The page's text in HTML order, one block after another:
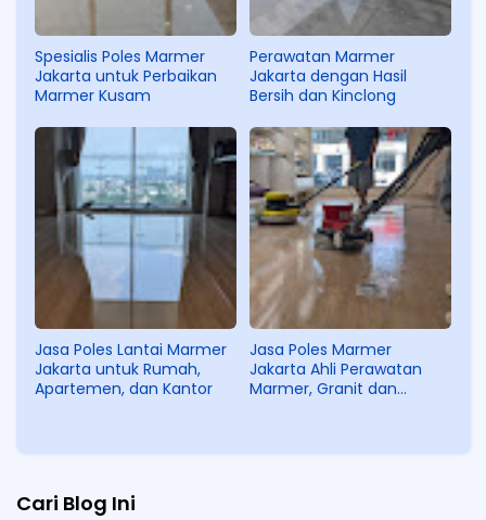
Spesialis Poles Marmer
Jakarta untuk Perbaikan
Marmer Kusam
Perawatan Marmer
Jakarta dengan Hasil
Bersih dan Kinclong
Jasa Poles Lantai Marmer
Jakarta untuk Rumah,
Apartemen, dan Kantor
Jasa Poles Marmer
Jakarta Ahli Perawatan
Marmer, Granit dan
Cari Blog Ini